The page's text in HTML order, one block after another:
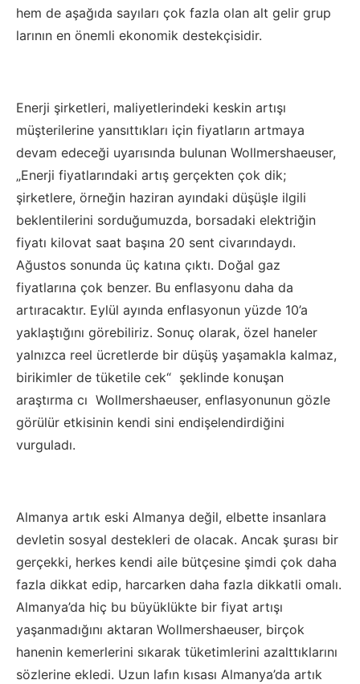
hem de aşağıda sayıları çok fazla olan alt gelir grup
larının en önemli ekonomik destekçisidir.
Enerji şirketleri, maliyetlerindeki keskin artışı
müşterilerine yansıttıkları için fiyatların artmaya
devam edeceği uyarısında bulunan Wollmershaeuser,
„Enerji fiyatlarındaki artış gerçekten çok dik;
şirketlere, örneğin haziran ayındaki düşüşle ilgili
beklentilerini sorduğumuzda, borsadaki elektriğin
fiyatı kilovat saat başına 20 sent civarındaydı.
Ağustos sonunda üç katına çıktı. Doğal gaz
fiyatlarına çok benzer. Bu enflasyonu daha da
artıracaktır. Eylül ayında enflasyonun yüzde 10’a
yaklaştığını görebiliriz. Sonuç olarak, özel haneler
yalnızca reel ücretlerde bir düşüş yaşamakla kalmaz,
birikimler de tüketile cek“ şeklinde konuşan
araştırma cı Wollmershaeuser, enflasyonunun gözle
görülür etkisinin kendi sini endişelendirdiğini
vurguladı.
Almanya artık eski Almanya değil, elbette insanlara
devletin sosyal destekleri de olacak. Ancak şurası bir
gerçekki, herkes kendi aile bütçesine şimdi çok daha
fazla dikkat edip, harcarken daha fazla dikkatli omalı.
Almanya’da hiç bu büyüklükte bir fiyat artışı
yaşanmadığını aktaran Wollmershaeuser, birçok
hanenin kemerlerini sıkarak tüketimlerini azalttıklarını
sözlerine ekledi. Uzun lafın kısası Almanya’da artık